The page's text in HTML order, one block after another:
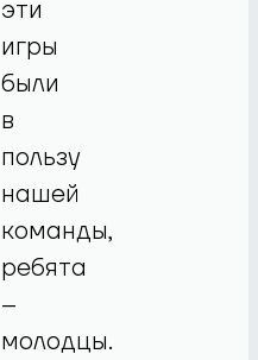
эти
игры
были
в
пользу
нашей
команды,
ребята
–
молодцы.